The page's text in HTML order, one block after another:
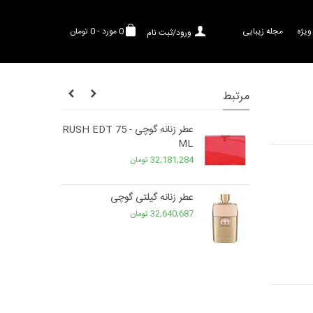
0مورد-0 تومان ورود/ثبت نام مجله زیبایی
مرتبط
عطر زنانه گوچی - RUSH EDT 75
ML
32,181,284 تومان
عطر زنانه گیلتی گوچی
32,640,687 تومان